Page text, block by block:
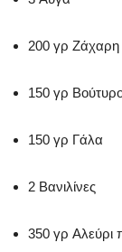
200 γρ Ζάχαρη
150 γρ
150 γρ Γάλα
2 Βανιλίνες
350 γρ Αλεύρι